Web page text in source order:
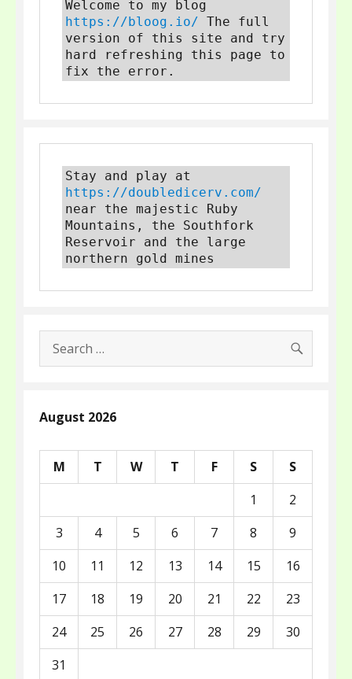
https://bloog.io/ The full
version of this site and try
hard refreshing this page to
fix the error.
https://doubledicerv.com/
near the majestic Ruby
Mountains, the Southfork
Reservoir and the large
northern gold mines
Search
for:
August 2026
M T W T F S
S
1
2
3
4 5 6 7 8
9
10
11 12 13 14 15
16
17
18 19 20 21 22
23
24
25 26 27 28 29
30
31